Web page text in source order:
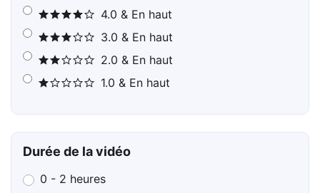
4.0 & En haut
3.0 & En haut
2.0 & En haut
1.0 & En haut
Durée de la vidéo
0 - 2 heures